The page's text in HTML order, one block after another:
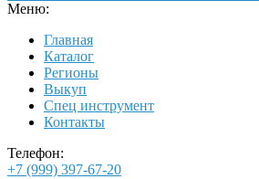
Меню:
Главная
Каталог
Регионы
Выкуп
Спец инструмент
Контакты
Телефон:
+7 (999) 397-67-20